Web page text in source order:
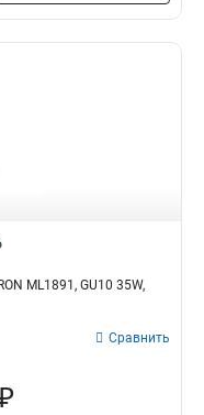
ML1891, GU10 35W,
Сравнить